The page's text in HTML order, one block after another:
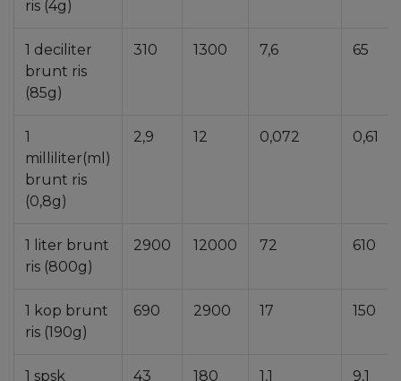
ris (4g)
1 deciliter
brunt ris
(85g)
310 1300 7,6 65
1
milliliter(ml)
brunt ris
(0,8g)
2,9 12 0,072 0,61
1 liter brunt
ris (800g)
2900 12000 72 610
1 kop brunt
ris (190g)
690 2900 17 150
1 spsk
43 180 1,1 9,1